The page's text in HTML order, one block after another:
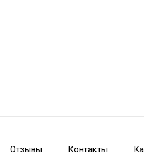
Отзывы Контакты